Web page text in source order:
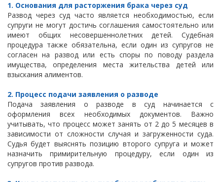
1. Основания для расторжения брака через суд
Развод через суд часто является необходимостью, если
супруги не могут достичь соглашения самостоятельно или
имеют общих несовершеннолетних детей. Судебная
процедура также обязательна, если один из супругов не
согласен на развод или есть споры по поводу раздела
имущества, определения места жительства детей или
взыскания алиментов.
2. Процесс подачи заявления о разводе
Подача заявления о разводе в суд начинается с
оформления всех необходимых документов. Важно
учитывать, что процесс может занять от 2 до 5 месяцев в
зависимости от сложности случая и загруженности суда.
Судья будет выяснять позицию второго супруга и может
назначить примирительную процедуру, если один из
супругов против развода.